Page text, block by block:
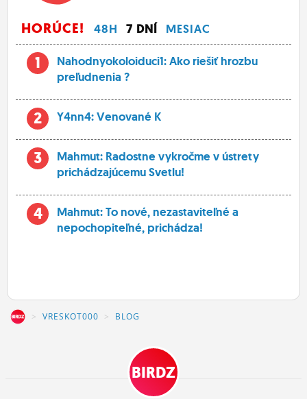
HORÚCE! 48H 7 DNÍ MESIAC
1
Nahodnyokoloiduci1: Ako riešiť hrozbu
preľudnenia ?
2 Y4nn4: Venované K
3
Mahmut: Radostne vykročme v ústrety
prichádzajúcemu Svetlu!
4
Mahmut: To nové, nezastaviteľné a
nepochopiteľné, prichádza!
VRESKOT000 BLOG
BIRDZ